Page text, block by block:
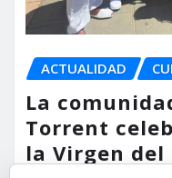
ACTUALIDAD
La
Torrent
la Virgen del